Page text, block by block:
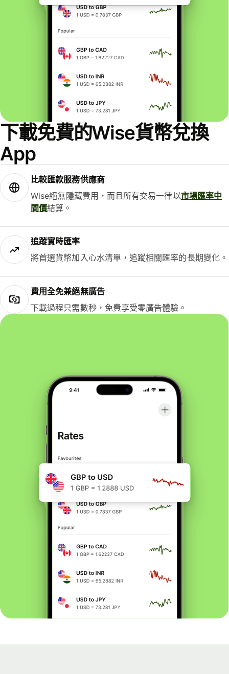
下載免費的Wise貨幣兌換
App
比較匯款服務供應商
Wise絕無隱藏費用，而且所有交易一律以市場匯率中
間價結算。
追蹤實時匯率
將首選貨幣加入心水清單，追蹤相關匯率的長期變化。
費用全免兼絕無廣告
下載過程只需數秒，免費享受零廣告體驗。